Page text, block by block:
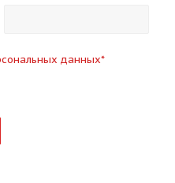
данных*